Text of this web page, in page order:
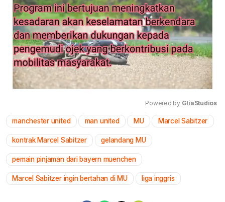
Mute
Powered by GliaStudios
manchester united man united MU Marcel Sabitzer
kontrak Marcel Sabitzer gelandang MU
pemain pinjaman dari bayern muenchen
Marcel Sabitzer ingin bertahan di MU liga inggris